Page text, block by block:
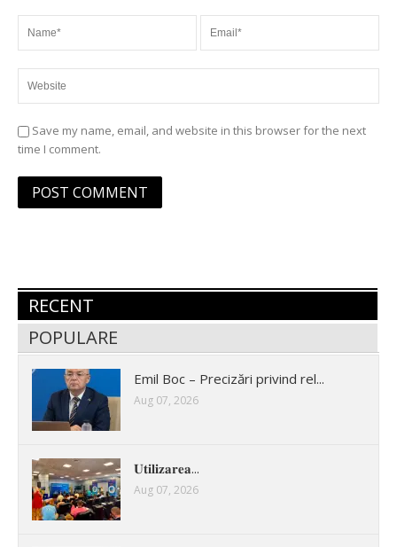
Save my name, email, and website in this browser for the next
time I comment.
RECENT
POPULARE
Emil Boc – Precizări privind rel...
Aug 07, 2026
𝐔𝐭𝐢𝐥𝐢𝐳𝐚𝐫𝐞𝐚...
Aug 07, 2026